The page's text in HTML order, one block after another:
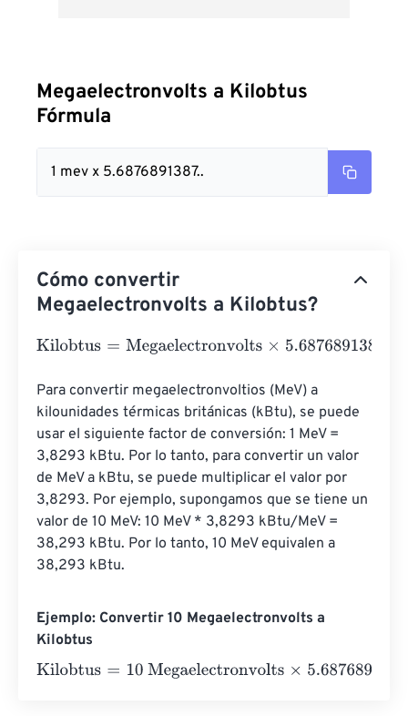
Megaelectronvolts a Kilobtus
Fórmula
1 mev x 5.6876891387..
Cómo convertir
Megaelectronvolts a Kilobtus?
Kilobtus=Megaelectronvolts×5.687689138743355e
Para convertir megaelectronvoltios (MeV) a
kilounidades térmicas británicas (kBtu), se puede
usar el siguiente factor de conversión: 1 MeV =
3,8293 kBtu. Por lo tanto, para convertir un valor
de MeV a kBtu, se puede multiplicar el valor por
3,8293. Por ejemplo, supongamos que se tiene un
valor de 10 MeV: 10 MeV * 3,8293 kBtu/MeV =
38,293 kBtu. Por lo tanto, 10 MeV equivalen a
38,293 kBtu.
Ejemplo: Convertir 10 Megaelectronvolts a
Kilobtus
Kilobtus=10 Megaelectronvolts×5.687689138743355